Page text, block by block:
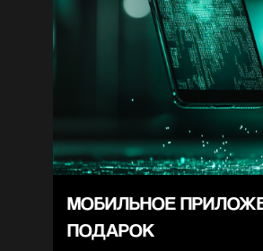
МОБИЛЬНОЕ
ПОДАРОК